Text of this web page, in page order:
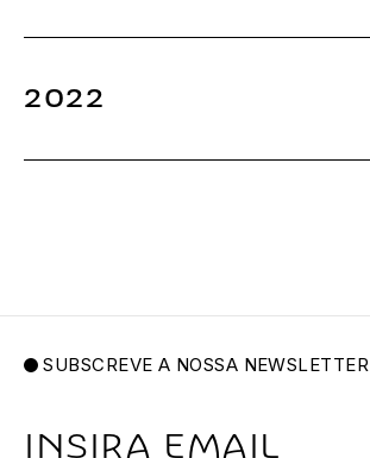
2022
SUBSCREVE A NOSSA NEWSLETTER